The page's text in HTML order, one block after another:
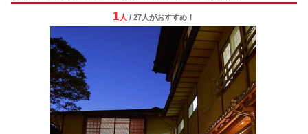
1 人 / 27人がおすすめ！